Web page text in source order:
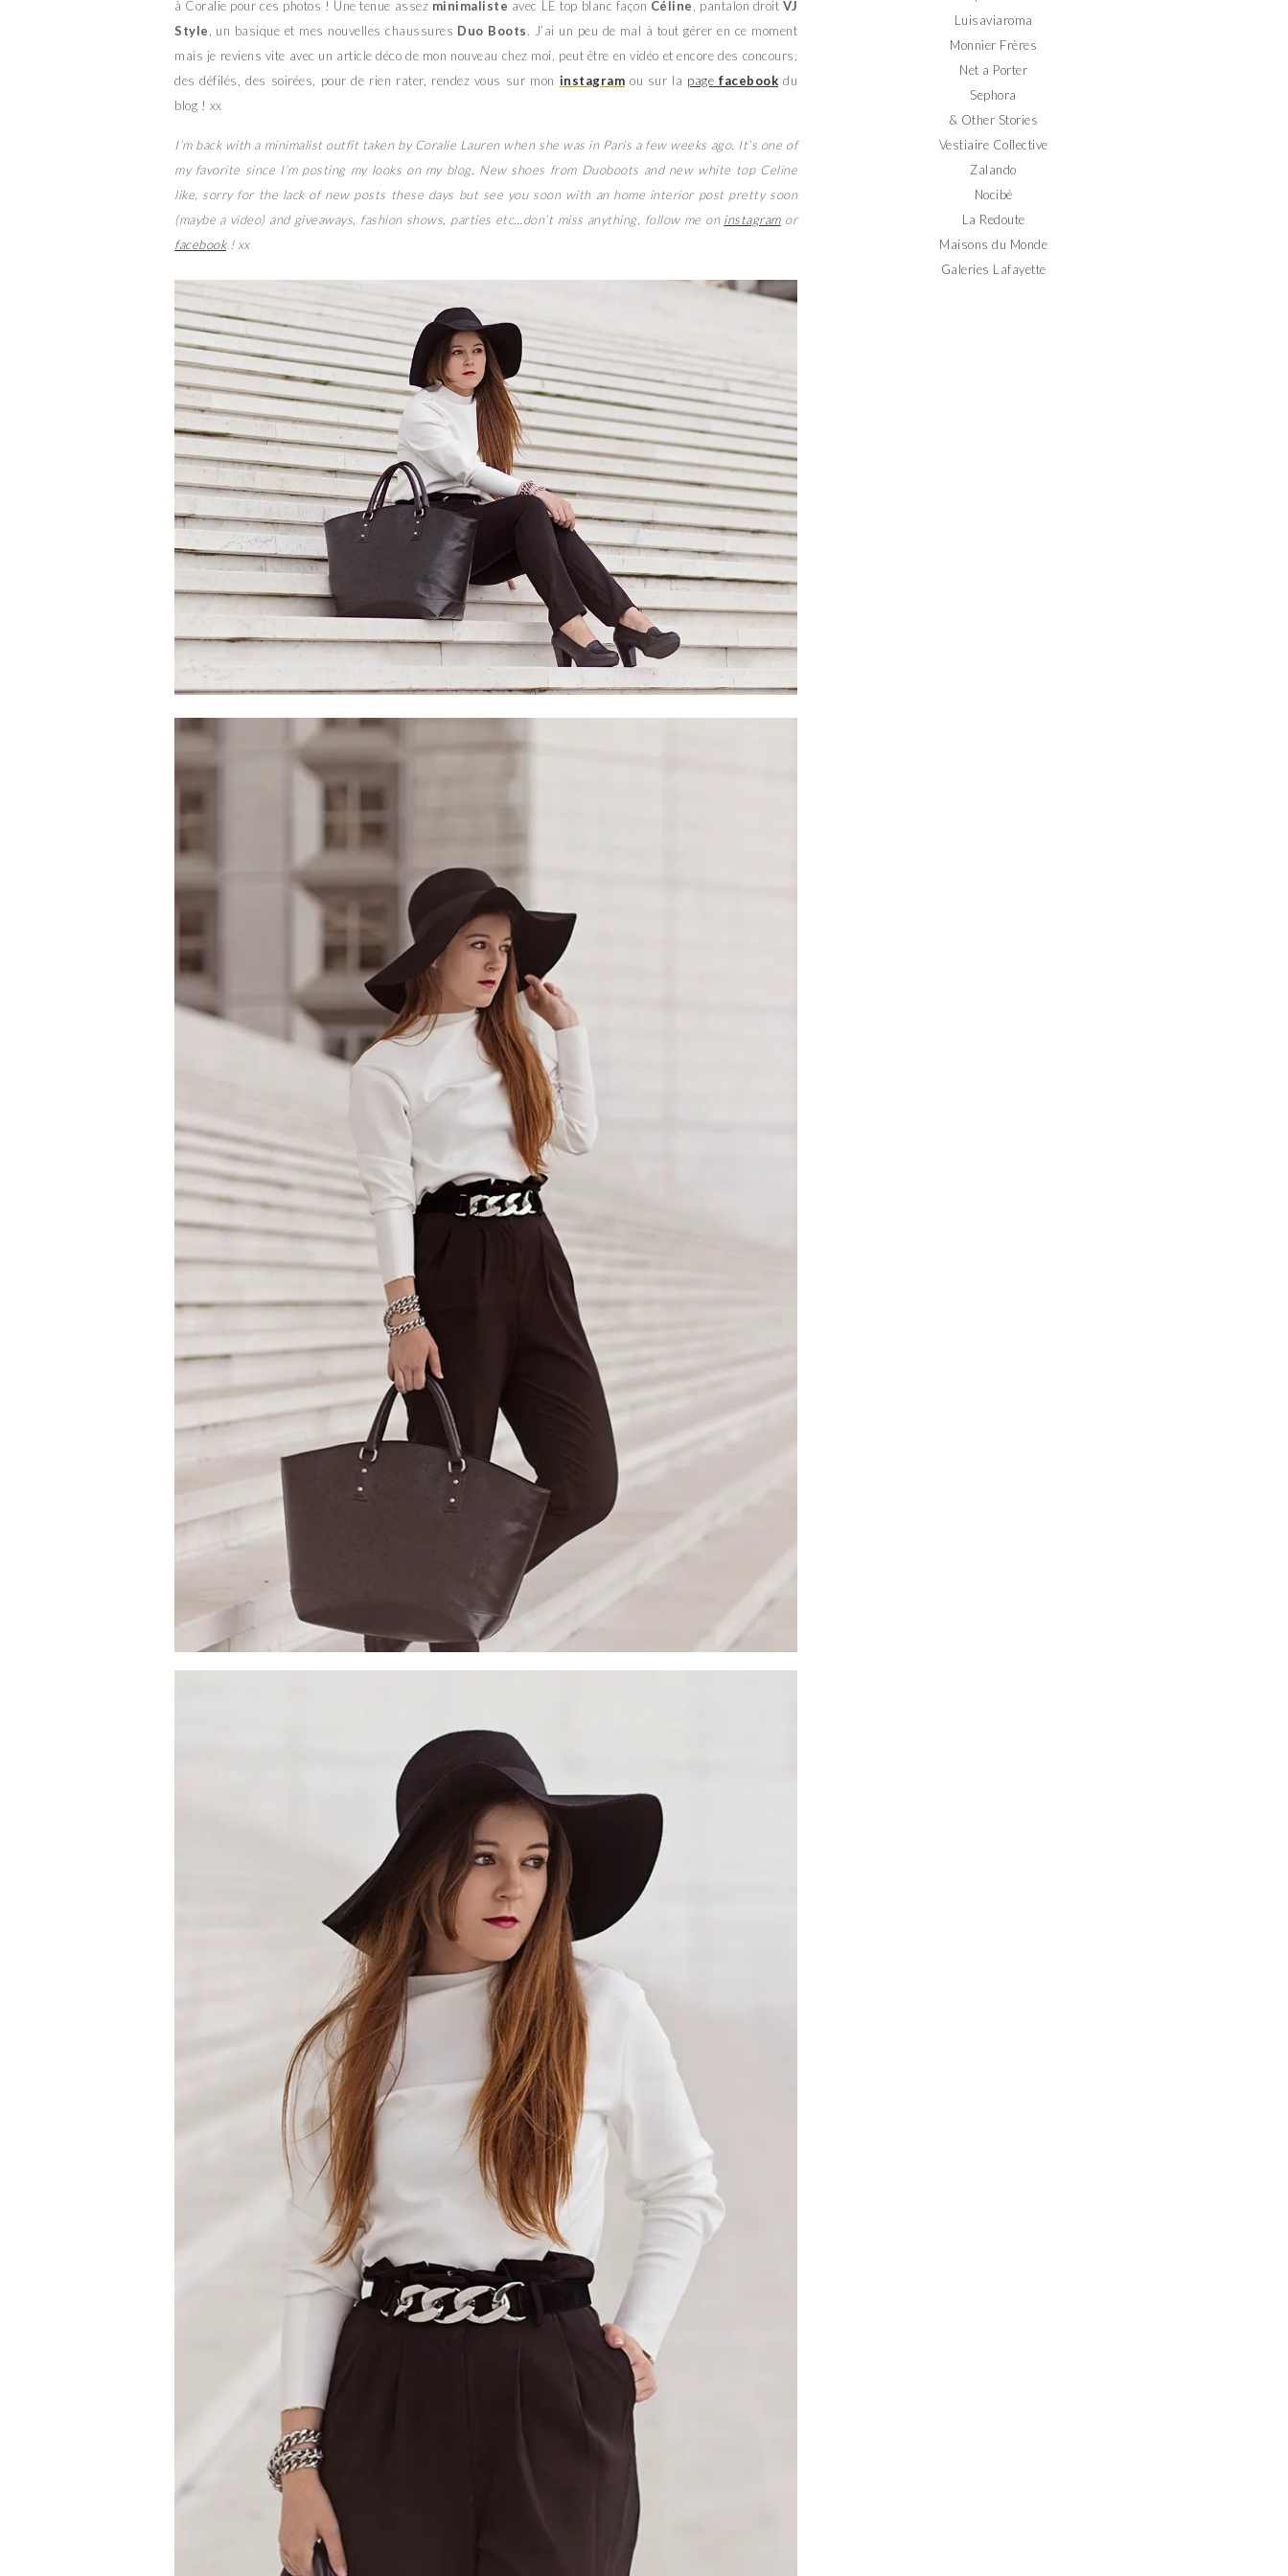
à Coralie pour ces photos ! Une tenue assez minimaliste avec LE top blanc façon Céline , pantalon droitVJ
Style , un basique et mes nouvelles chaussures Duo Boots. J’ai un peu de mal à tout gérer en ce moment
mais je reviens vite avec un article déco de mon nouveau chez moi, peut être en vidéo et encore des concours,
des défilés, des soirées, pour de rien rater, rendez vous sur mon instagram ou sur la pagefacebook du
blog ! xx
I’m back with a minimalist outfit taken by Coralie Lauren when she was in Paris a few weeks ago. It’s one of
my favorite since I’m posting my looks on my blog. New shoes from Duoboots and new white top Celine
like, sorry for the lack of new posts these days but see you soon with an home interior post pretty soon
(maybe a video) and giveaways, fashion shows, parties etc…don’t miss anything, follow me on instagramor
facebook! xx
Luisaviaroma
Monnier Frères
Net a Porter
Sephora
& Other Stories
Vestiaire Collective
Zalando
Nocibé
La Redoute
Maisons du Monde
Galeries Lafayette